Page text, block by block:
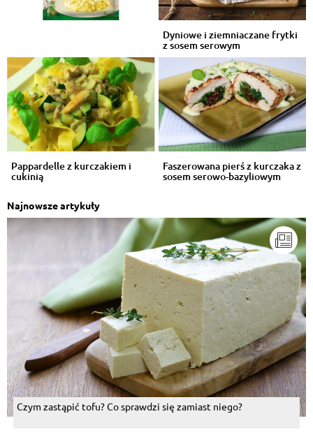
Dyniowe i ziemniaczane frytki
z sosem serowym
Pappardelle z kurczakiem i
cukinią
Faszerowana pierś z kurczaka z
sosem serowo-bazyliowym
Najnowsze artykuły
Czym zastąpić tofu? Co sprawdzi się zamiast niego?